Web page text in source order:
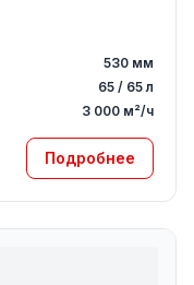
530 мм
65 / 65 л
3 000 м²/ч
Подробнее